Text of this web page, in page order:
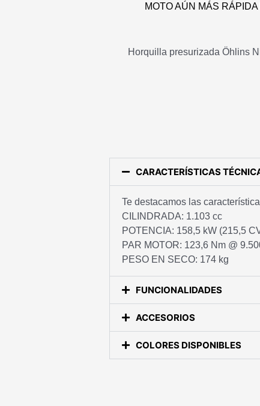
MOTO AÚN MÁS
Horquilla presurizada Öhlins
CARACTERÍSTICAS
Te destacamos las
CILINDRADA: 1.103 cc
POTENCIA: 158,5 kW (215,5
PAR MOTOR: 123,6 Nm @
PESO EN SECO: 174 kg
FUNCIONALIDADES
ACCESORIOS
COLORES DISPONIBLES